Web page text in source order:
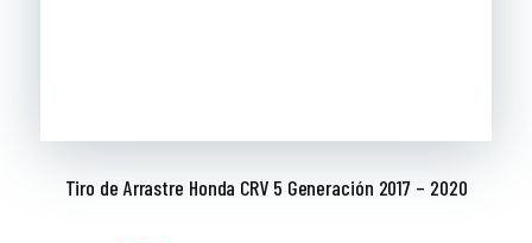
Tiro de Arrastre Honda CRV 5 Generación 2017 – 2020